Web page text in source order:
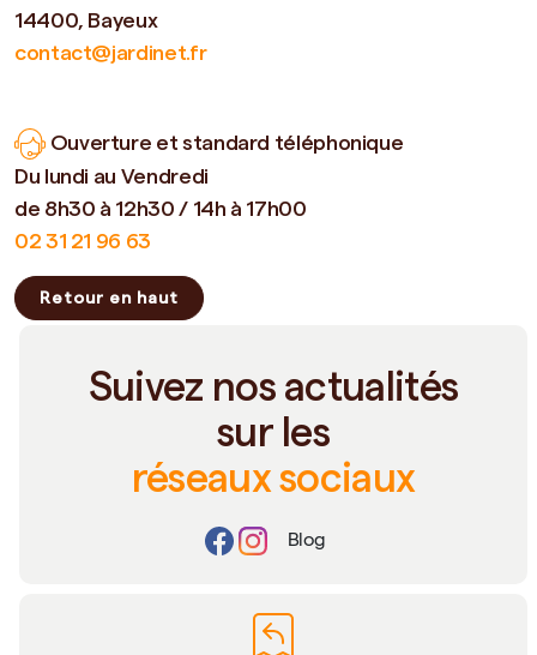
14400, Bayeux
contact@jardinet.fr
Ouverture et standard téléphonique
Du lundi au Vendredi
de 8h30 à 12h30 / 14h à 17h00
02 31 21 96 63
Retour en haut
Suivez nos actualités
sur les
réseaux sociaux
Blog